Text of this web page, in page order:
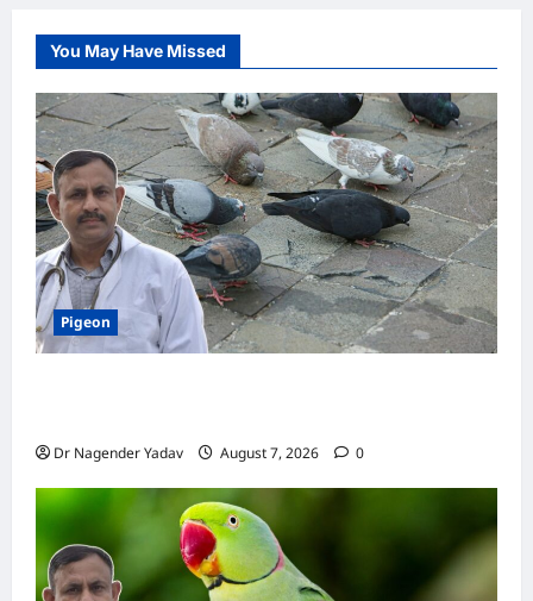
रखने
वाला
पक्षी!
ग्रे
तोते
के
बारे
में
जानिए
हैरान
कर
देने
वाले
तथ्य
You May Have Missed
Pigeon
Dr Nagender Yadav August 7, 2026 0